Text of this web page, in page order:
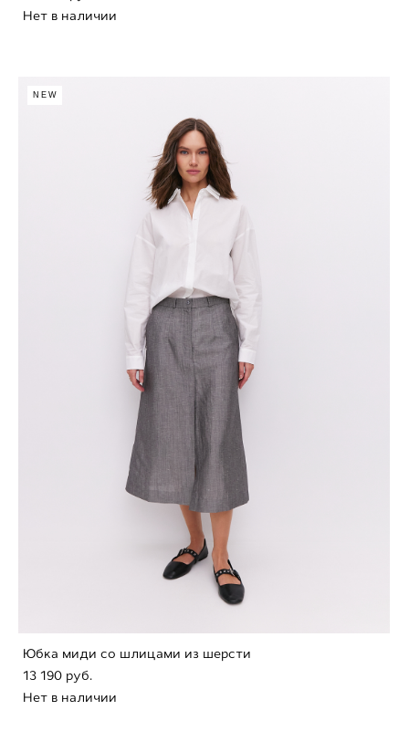
Нет в наличии
NEW
Юбка миди со шлицами из шерсти
13 190 pуб.
Нет в наличии